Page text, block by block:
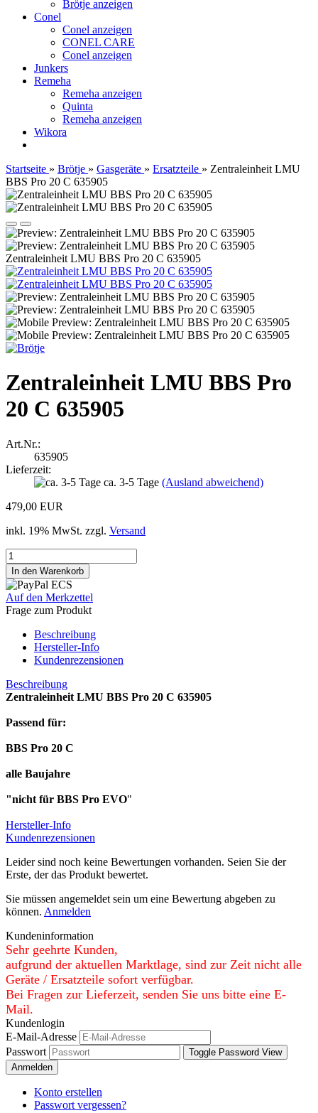
Brötje anzeigen
Conel
Conel anzeigen
CONEL CARE
Conel anzeigen
Junkers
Remeha
Remeha anzeigen
Quinta
Remeha anzeigen
Wikora
Startseite » Brötje » Gasgeräte » Ersatzteile » Zentraleinheit LMU
BBS Pro 20 C 635905
Zentraleinheit LMU BBS Pro 20 C 635905
Zentraleinheit LMU BBS Pro
20 C 635905
Art.Nr.:
635905
Lieferzeit:
ca. 3-5 Tage (Ausland abweichend)
479,00 EUR
inkl. 19% MwSt. zzgl. Versand
Auf den Merkzettel
Frage zum Produkt
Beschreibung
Hersteller-Info
Kundenrezensionen
Beschreibung
Zentraleinheit LMU BBS Pro 20 C 635905
Passend für:
BBS Pro 20 C
alle Baujahre
"nicht für BBS Pro EVO"
Hersteller-Info
Kundenrezensionen
Leider sind noch keine Bewertungen vorhanden. Seien Sie der
Erste, der das Produkt bewertet.
Sie müssen angemeldet sein um eine Bewertung abgeben zu
können. Anmelden
Kundeninformation
Sehr geehrte Kunden,
aufgrund der aktuellen Marktlage, sind zur Zeit nicht alle
Geräte / Ersatzteile sofort verfügbar.
Bei Fragen zur Lieferzeit, senden Sie uns bitte eine E-
Mail.
Kundenlogin
E-Mail-Adresse
Passwort
Toggle Password View
Anmelden
Konto erstellen
Passwort vergessen?